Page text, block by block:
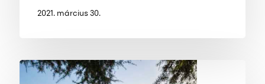
2021. március 30.
Világszínvonalú
kutatóközpont